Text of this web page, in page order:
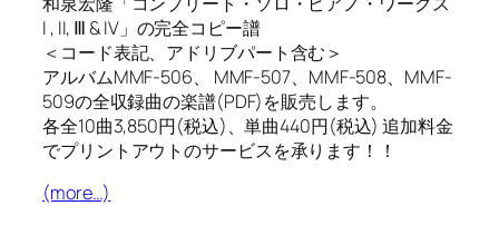
I , II, Ⅲ & IV」の完全コピー譜
＜コード表記、アドリブパート含む＞
アルバムMMF-506、 MMF-507、MMF-508、MMF-
509の全収録曲の楽譜(PDF)を販売します。
各全10曲3,850円(税込)、単曲440円(税込) 追加料金
でプリントアウトのサービスを承ります！！
(more…)